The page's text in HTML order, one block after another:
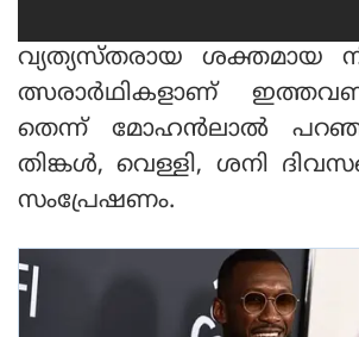
വ്യത്യസ്തരായ ശക്തമായ
ത്സരാര്‍ഥികളാണ്
തെന്ന് മോഹന്‍ലാല്‍
തിങ്കള്‍, വെള്ളി, ശനി
സംപ്രേഷണം.